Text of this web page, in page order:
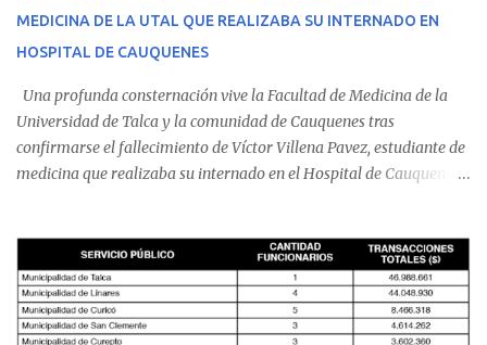
MEDICINA DE LA UTAL QUE REALIZABA SU INTERNADO EN
HOSPITAL DE CAUQUENES
Una profunda consternación vive la Facultad de Medicina de la
Universidad de Talca y la comunidad de Cauquenes tras
confirmarse el fallecimiento de Víctor Villena Pavez, estudiante de
medicina que realizaba su internado en el Hospital de Cauquenes.
malestares físicos. Dada la complejidad de su estado de salud, el
equipo médico determinó su traslado de urgencia al Hospital
Regional de Talca y dado la urgencia la ambulancia partió hacia
Talca con escolta de Carabineros. En medio del traslado, el